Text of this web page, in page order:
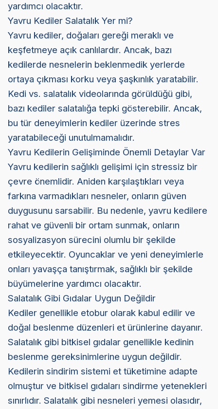
yardımcı olacaktır.
Yavru Kediler Salatalık Yer mi?
Yavru kediler, doğaları gereği meraklı ve
keşfetmeye açık canlılardır. Ancak, bazı
kedilerde nesnelerin beklenmedik yerlerde
ortaya çıkması korku veya şaşkınlık yaratabilir.
Kedi vs. salatalık videolarında görüldüğü gibi,
bazı kediler salatalığa tepki gösterebilir. Ancak,
bu tür deneyimlerin kediler üzerinde stres
yaratabileceği unutulmamalıdır.
Yavru Kedilerin Gelişiminde Önemli Detaylar Var
Yavru kedilerin sağlıklı gelişimi için stressiz bir
çevre önemlidir. Aniden karşılaştıkları veya
farkına varmadıkları nesneler, onların güven
duygusunu sarsabilir. Bu nedenle, yavru kedilere
rahat ve güvenli bir ortam sunmak, onların
sosyalizasyon sürecini olumlu bir şekilde
etkileyecektir. Oyuncaklar ve yeni deneyimlerle
onları yavaşça tanıştırmak, sağlıklı bir şekilde
büyümelerine yardımcı olacaktır.
Salatalık Gibi Gıdalar Uygun Değildir
Kediler genellikle etobur olarak kabul edilir ve
doğal beslenme düzenleri et ürünlerine dayanır.
Salatalık gibi bitkisel gıdalar genellikle kedinin
beslenme gereksinimlerine uygun değildir.
Kedilerin sindirim sistemi et tüketimine adapte
olmuştur ve bitkisel gıdaları sindirme yetenekleri
sınırlıdır. Salatalık gibi nesneleri yemesi olasıdır,